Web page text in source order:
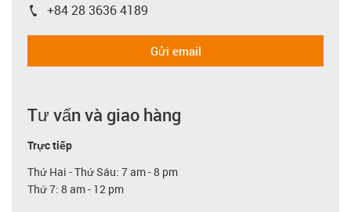
igus-icon-phone
+84 28 3636 4189
Gửi email
Tư vấn và giao hàng
Trực tiếp
Thứ Hai - Thứ Sáu: 7 am - 8 pm
Thứ 7: 8 am - 12 pm